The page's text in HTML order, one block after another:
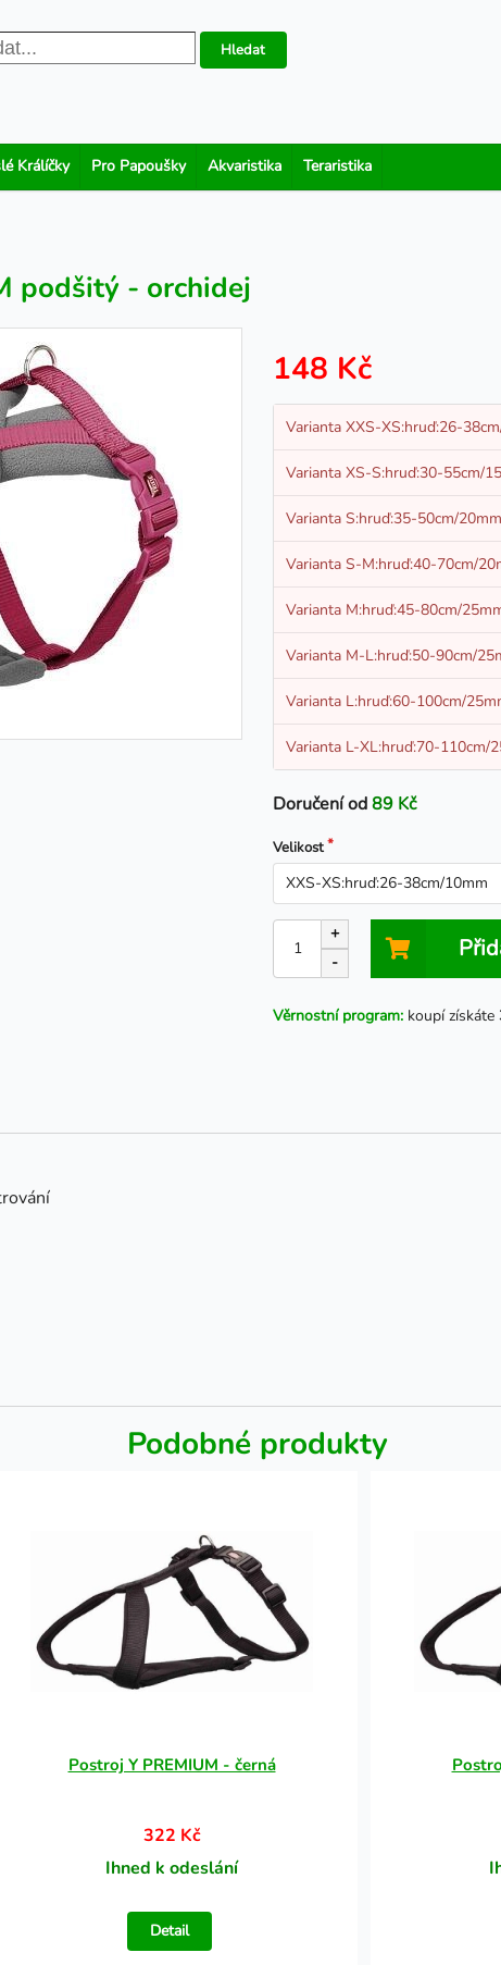
Hledat
Králíčky Pro Papoušky Akvaristika Teraristika
podšitý - orchidej
148 Kč
Varianta XXS-XS:hruď:26-
Varianta XS-S:hruď:30-55cm/
Varianta S:hruď:35-50cm/20mm
Varianta S-M:hruď:40-70cm/
Varianta M:hruď:45-80cm/
Varianta M-L:hruď:50-90cm/
Varianta L:hruď:60-100cm/
Varianta L-XL:hruď:70-110cm/
Doručení od89 Kč
Velikost
+
-
Věrnostní program: koupí získáte
Podobné produkty
Postroj Y PREMIUM - černá
322 Kč
Ihned k odeslání
Detail